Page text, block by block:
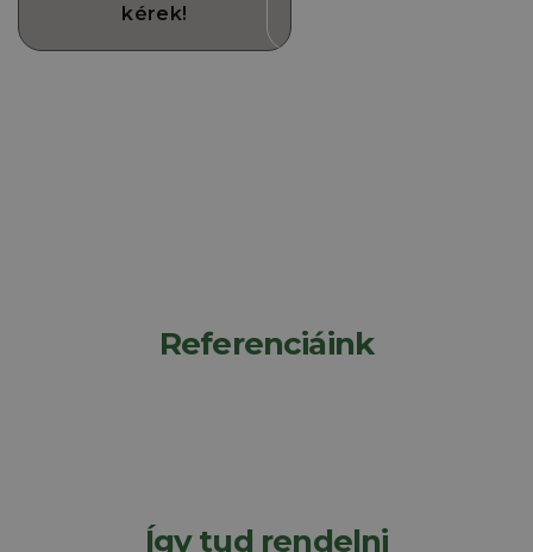
kérek!
Referenciáink
Így tud rendelni